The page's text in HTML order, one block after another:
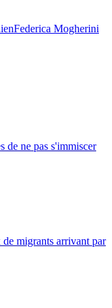
Federica Mogherini
ne pas s'immiscer
migrants arrivant par